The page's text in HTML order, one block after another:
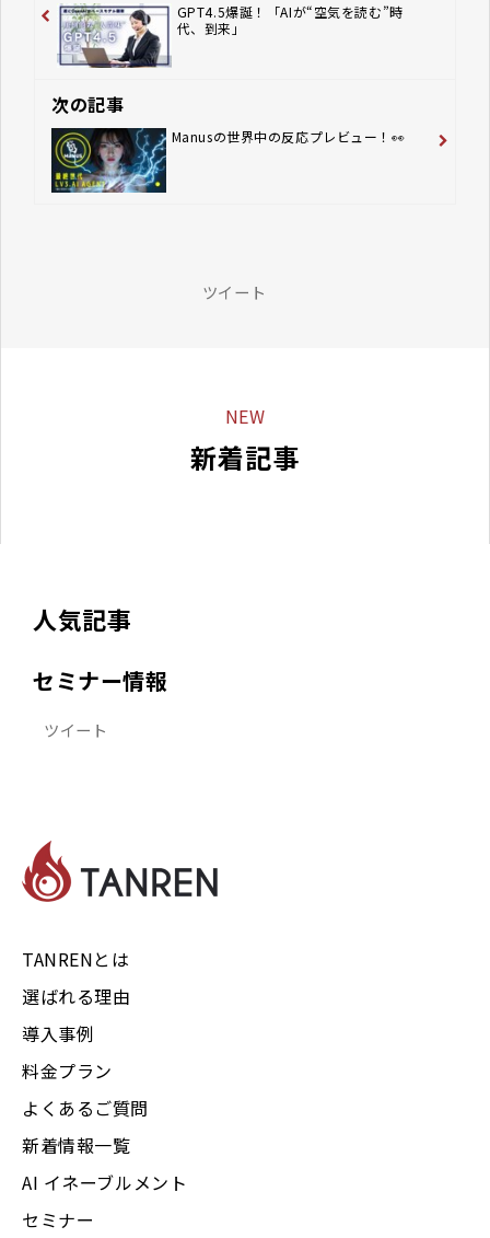
GPT4.5爆誕！「AIが“空気を読む”時
代、到来」
次の記事
Manusの世界中の反応プレビュー！👀
ツイート
NEW
新着記事
人気記事
セミナー情報
ツイート
TANRENとは
選ばれる理由
導入事例
料金プラン
よくあるご質問
新着情報一覧
AI イネーブルメント
セミナー